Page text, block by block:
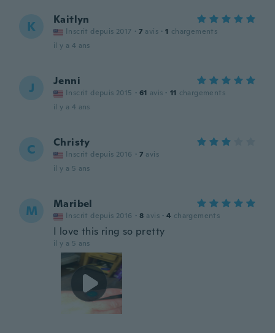
K Kaitlyn
Inscrit depuis 2017 · 7 avis · 1 chargements
il y a 4 ans
J Jenni
Inscrit depuis 2015 · 61 avis · 11 chargements
il y a 4 ans
C Christy
Inscrit depuis 2016 · 7 avis
il y a 5 ans
M Maribel
Inscrit depuis 2016 · 8 avis · 4 chargements
I love this ring so pretty
il y a 5 ans